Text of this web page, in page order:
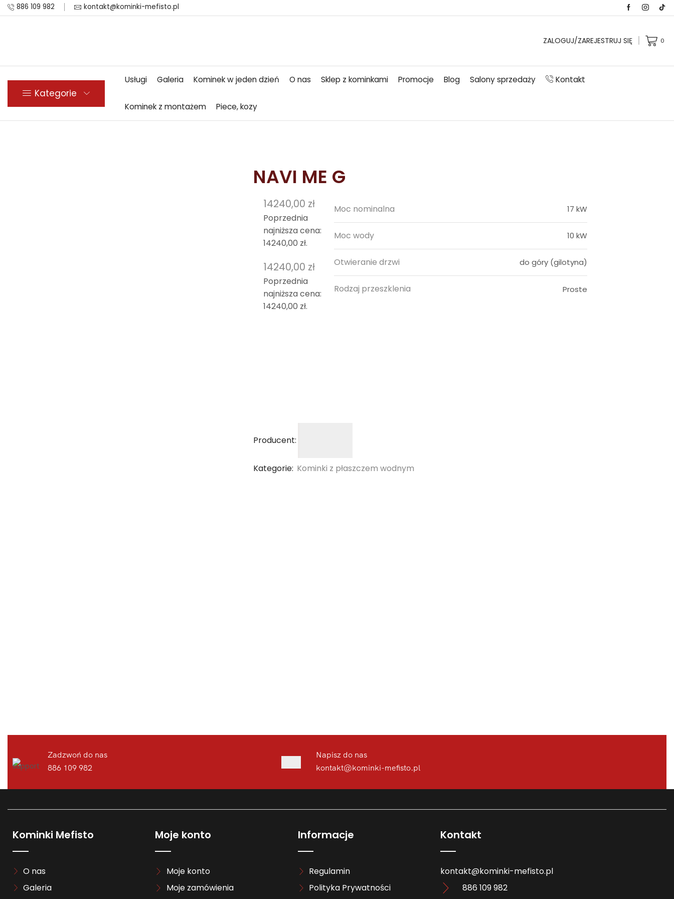
886 109 982 kontakt@kominki-mefisto.pl
ZALOGUJ/ZAREJESTRUJ SIĘ 0
Kategorie
Usługi Galeria Kominek w jeden dzień O nas Sklep z kominkami Promocje Blog Salony sprzedaży Kontakt
Kominek z montażem Piece, kozy
NAVI ME G
14240,00 zł
Poprzednia
najniższa cena:
14240,00 zł.
14240,00 zł
Poprzednia
najniższa cena:
14240,00 zł.
Moc nominalna 17 kW
Moc wody 10 kW
Otwieranie drzwi do góry (gilotyna)
Rodzaj przeszklenia Proste
Producent:
Kategorie: Kominki z płaszczem wodnym
Zadzwoń do nas
886 109 982
Napisz do nas
kontakt@kominki-mefisto.pl
Kominki Mefisto
O nas
Galeria
Moje konto
Moje konto
Moje zamówienia
Informacje
Regulamin
Polityka Prywatności
Kontakt
kontakt@kominki-mefisto.pl
886 109 982